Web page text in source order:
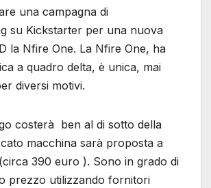
una campagna di
su Kickstarter per una nuova
la Nfire One. La Nfire One, ha
a quadro delta, è unica, mai
diversi motivi.
costerà ben al di sotto della
macchina sarà proposta a
390 euro ). Sono in grado di
prezzo utilizzando fornitori